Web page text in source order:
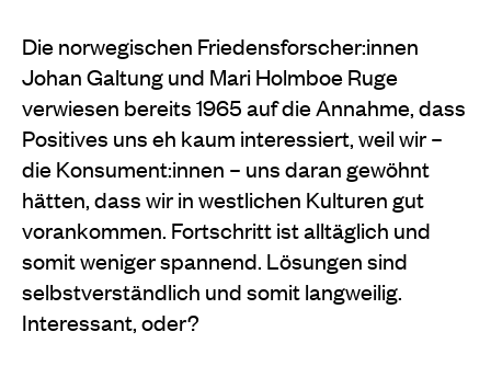
Die norwegischen Friedensforscher:innen
Johan Galtung und Mari Holmboe Ruge
verwiesen bereits 1965 auf die Annahme, dass
Positives uns eh kaum interessiert, weil wir –
die Konsument:innen – uns daran gewöhnt
hätten, dass wir in westlichen Kulturen gut
vorankommen. Fortschritt ist alltäglich und
somit weniger spannend. Lösungen sind
selbstverständlich und somit langweilig.
Interessant, oder?